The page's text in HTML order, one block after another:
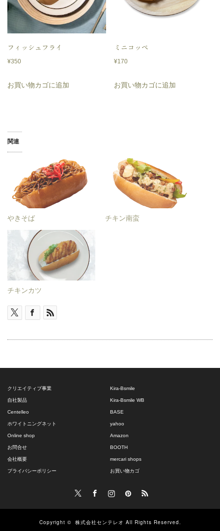
フィッシュフライ
¥350
お買い物カゴに追加
ミニコッペ
¥170
お買い物カゴに追加
関連
やきそば チキン南蛮
チキンカツ
クリエイティブ事業
自社製品
Centelleo
ホワイトニングネット
Online shop
お問合せ
会社概要
プライバシーポリシー
Kira-Bsmile
Kira-Bsmile WB
BASE
yahoo
Amazon
BOOTH
mercari shops
お買い物カゴ
InstagramPinterest RSS
Copyright © 株式会社センテレオ All Rights Reserved.